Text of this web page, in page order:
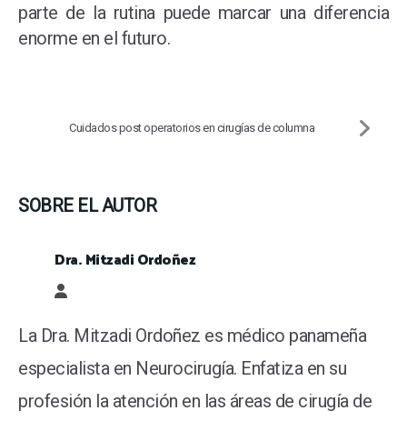
parte de la rutina puede marcar una diferencia
enorme en el futuro.
Cuidados post operatorios en cirugías de columna
SOBRE EL AUTOR
Dra. Mitzadi Ordoñez
Dra. Mitzadi Ordoñez
La Dra. Mitzadi Ordoñez es médico panameña
especialista en Neurocirugía. Enfatiza en su
profesión la atención en las áreas de cirugía de